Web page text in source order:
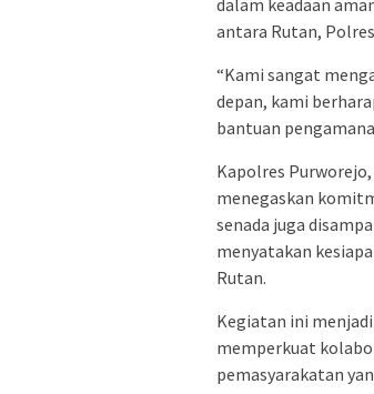
dalam keadaan
antara Rutan,
“Kami sangat
depan, kami
bantuan
Kapolres
menegaskan
senada juga
menyatakan
Rutan.
Kegiatan ini
memperkuat
pemasyarakatan